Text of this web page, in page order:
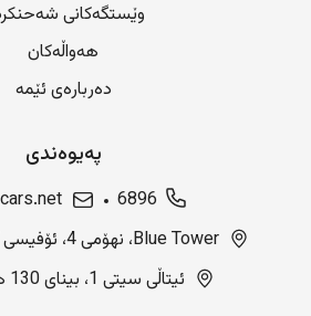
وێستگەکانی
هەواڵەکان
دەربارەی ئێمە
پەیوەندی
6896
Blue Tower، نهۆمی 4، ئۆفیسی 407، بەغدا، عێراق
ئیتاڵی سیتی 1، بینای 130 هەولێر، عێراق